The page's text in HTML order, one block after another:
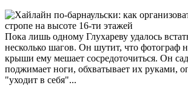
Пока лишь одному Глухареву удалось
несколько шагов. Он шутит, что фотограф
крыши ему мешает сосредоточиться. Он
поджимает ноги, обхватывает их руками,
"уходит в себя"...